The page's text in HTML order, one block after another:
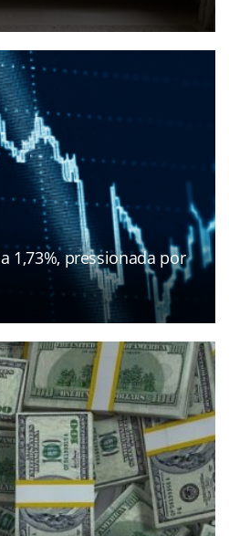
1,73%, pressionada por